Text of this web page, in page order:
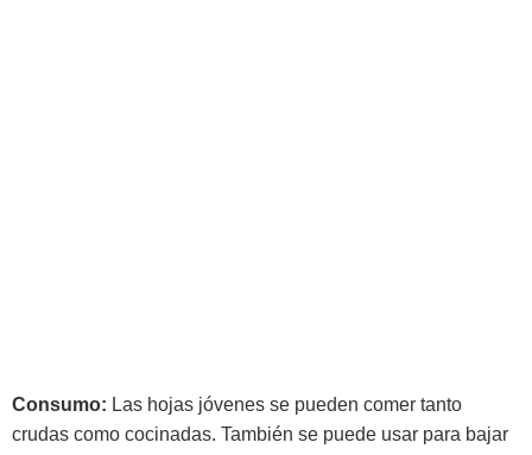
Consumo: Las hojas jóvenes se pueden comer tanto
crudas como cocinadas. También se puede usar para bajar